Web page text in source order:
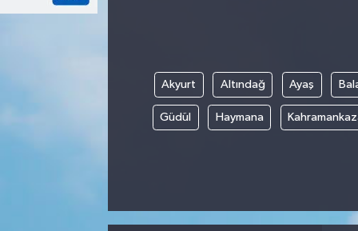
Akyurt Altındağ Ayaş
Güdül Haymana